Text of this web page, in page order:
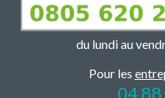
du lundi au
Pour les
04